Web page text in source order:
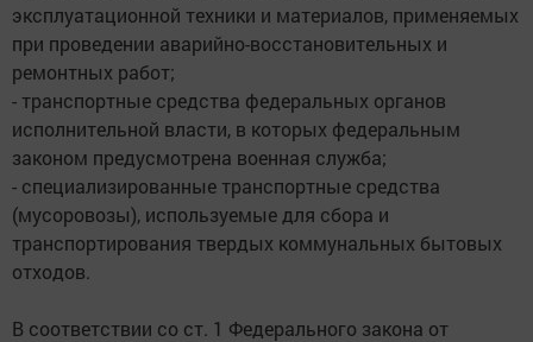
эксплуатационной техники и материалов, применяемых
при проведении аварийно-восстановительных и
ремонтных работ;
- транспортные средства федеральных органов
исполнительной власти, в которых федеральным
законом предусмотрена военная служба;
- специализированные транспортные средства
(мусоровозы), используемые для сбора и
транспортирования твердых коммунальных бытовых
отходов.
В соответствии со ст. 1 Федерального закона от